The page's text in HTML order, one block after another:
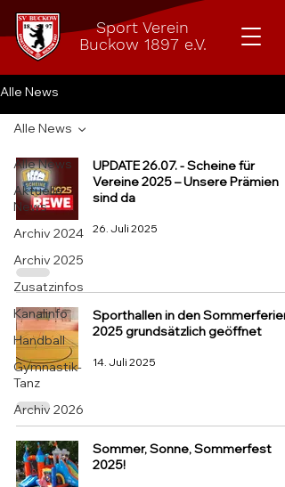
Sport Verein
Buckow 1897 e.V.
Alle News
Alle News
Aktuelle
News
Archiv 2024
Archiv 2025
Zusatzinfos
Kanalinfo
Handball
Gymnastik-
Tanz
Archiv 2026
Alle News
UPDATE 26.07. - Scheine für
Vereine 2025 – Unsere Prämien
sind da
26. Juli 2025
Sporthallen in den Sommerferien
2025 grundsätzlich geöffnet
14. Juli 2025
Sommer, Sonne, Sommerfest
2025!